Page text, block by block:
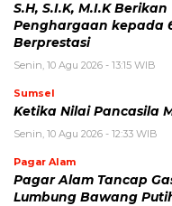
S.H, S.I.K, M.I.K Berikan
Penghargaan kepada
Berprestasi
Senin, 10 Agu 2026 - 13:15 WIB
Sumsel
Ketika Nilai Pancasila
Senin, 10 Agu 2026 - 12:33 WIB
Pagar Alam
Pagar Alam Tancap
Lumbung Bawang